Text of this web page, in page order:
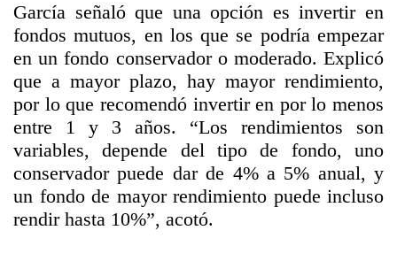
García señaló que una opción es invertir en
fondos mutuos, en los que se podría empezar
en un fondo conservador o moderado. Explicó
que a mayor plazo, hay mayor rendimiento,
por lo que recomendó invertir en por lo menos
entre 1 y 3 años. “Los rendimientos son
variables, depende del tipo de fondo, uno
conservador puede dar de 4% a 5% anual, y
un fondo de mayor rendimiento puede incluso
rendir hasta 10%”, acotó.